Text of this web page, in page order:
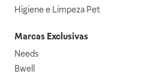
Higiene e Limpeza Pet
Marcas Exclusivas
Needs
Bwell